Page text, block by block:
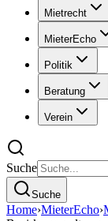
Mietrecht
MieterEcho
Politik
Beratung
Verein
Suche
Suche
Home›MieterEcho›